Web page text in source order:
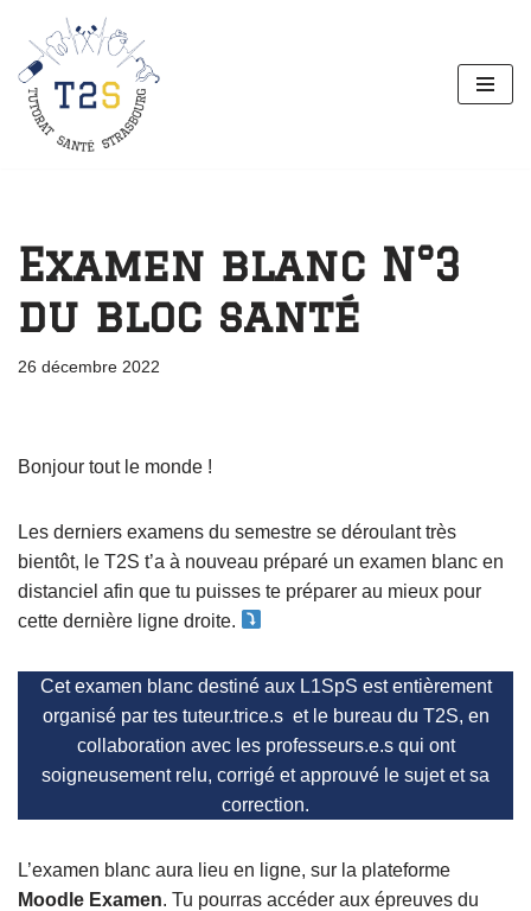
Aller
au
contenu
Examen blanc N°3
du bloc santé
26 décembre 2022
Bonjour tout le monde !
Les derniers examens du semestre se déroulant très
bientôt, le T2S t’a à nouveau préparé un examen blanc en
distanciel afin que tu puisses te préparer au mieux pour
cette dernière ligne droite.
Cet examen blanc destiné aux L1SpS est entièrement
organisé par tes tuteur.trice.s et le bureau du T2S, en
collaboration avec les professeurs.e.s qui ont
soigneusement relu, corrigé et approuvé le sujet et sa
correction.
L’examen blanc aura lieu en ligne, sur la plateforme
Moodle Examen. Tu pourras accéder aux épreuves du